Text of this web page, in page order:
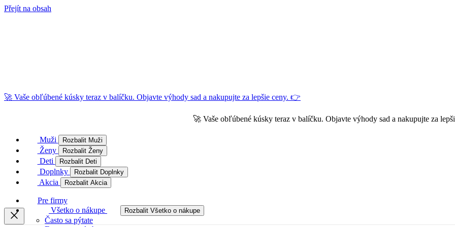
Přejít na obsah
🚀 Vaše obľúbené kúsky teraz v balíčku. Objavte výhody sad a nakupujte za lepšie ceny. 👉
🚀 Vaše obľúbené kúsky teraz v balíčku. Objavte výhody sad a nakupujte za
Muži Rozbalit Muži
Ženy Rozbalit Ženy
Deti Rozbalit Deti
Doplnky Rozbalit Doplnky
Akcia Rozbalit Akcia
Pre firmy
Všetko o nákupe
Rozbalit Všetko o nákupe
Často sa pýtate